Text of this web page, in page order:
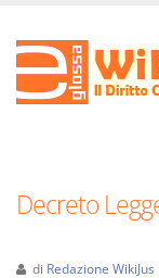
Decreto
di Redazione WikiJus